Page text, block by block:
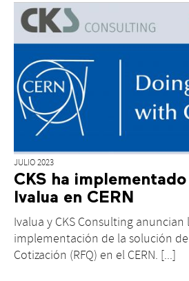
JULIO 2023
CKS ha
Ivalua en CERN
Ivalua y CKS Consulting anuncian
implementación de la solución
Cotización (RFQ) en el CERN. [...]